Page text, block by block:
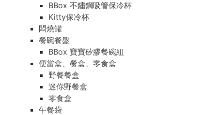
BBox 不鏽鋼吸管保冷杯
Kitty保冷杯
悶燒罐
餐碗餐盤
BBox 寶寶矽膠餐碗組
便當盒、餐盒、零食盒
野餐餐盒
迷你野餐盒
零食盒
午餐袋